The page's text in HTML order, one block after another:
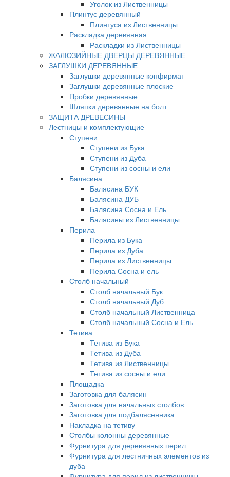
Уголок из Лиственницы
Плинтус деревянный
Плинтуса из Лиственницы
Раскладка деревянная
Раскладки из Лиственницы
ЖАЛЮЗИЙНЫЕ ДВЕРЦЫ ДЕРЕВЯННЫЕ
ЗАГЛУШКИ ДЕРЕВЯННЫЕ
Заглушки деревянные конфирмат
Заглушки деревянные плоские
Пробки деревянные
Шляпки деревянные на болт
ЗАЩИТА ДРЕВЕСИНЫ
Лестницы и комплектующие
Ступени
Ступени из Бука
Ступени из Дуба
Ступени из сосны и ели
Балясина
Балясина БУК
Балясина ДУБ
Балясина Сосна и Ель
Балясины из Лиственницы
Перила
Перила из Бука
Перила из Дуба
Перила из Лиственницы
Перила Сосна и ель
Столб начальный
Столб начальный Бук
Столб начальный Дуб
Столб начальный Лиственница
Столб начальный Сосна и Ель
Тетива
Тетива из Бука
Тетива из Дуба
Тетива из Лиственницы
Тетива из сосны и ели
Площадка
Заготовка для балясин
Заготовка для начальных столбов
Заготовка для подбалясенника
Накладка на тетиву
Столбы колонны деревянные
Фурнитура для деревянных перил
Фурнитура для лестничных элементов из
дуба